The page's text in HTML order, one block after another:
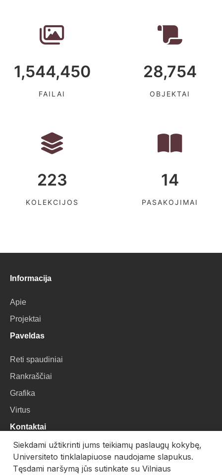
1,544,450
FAILAI
28,754
OBJEKTAI
223
KOLEKCIJOS
14
PASAKOJIMAI
Informacija
Apie
Projektai
Paveldas
Reti spaudiniai
Rankraščiai
Grafika
Virtus
Kontaktai
VU Biblioteka
Universiteto g. 3, LT-01122, Vilnius
Siekdami užtikrinti jums teikiamų paslaugų kokybę,
Universiteto tinklalapiuose naudojame slapukus.
Tęsdami naršymą jūs sutinkate su Vilniaus